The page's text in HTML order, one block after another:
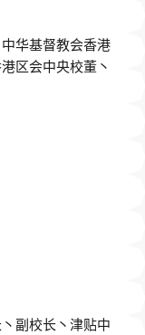
华基督教会香港
区会中央校董丶
副校长丶津贴中